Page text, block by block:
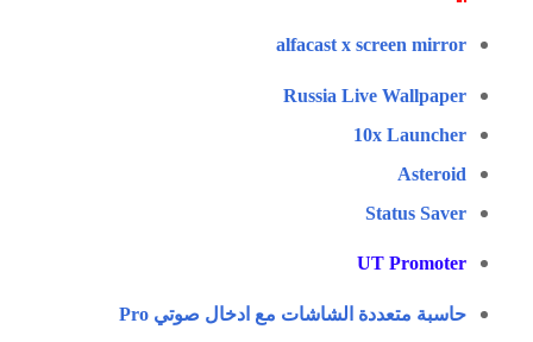
alfacast x screen mirror‏
Russia Live Wallpaper
10x Launcher
Asteroid
Status Saver
UT Promoter
حاسبة متعددة الشاشات مع ادخال صوتي Pro‏